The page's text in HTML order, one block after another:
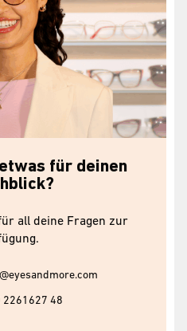
für deinen
all deine Fragen zur
2261627 48